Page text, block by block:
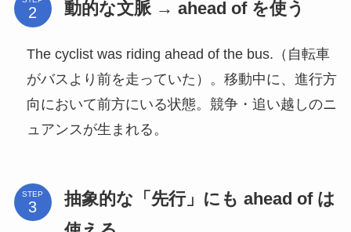
動的な文脈 → ahead of を使う
The cyclist was riding ahead of the bus.（自転車
がバスより前を走っていた）。移動中に、進行方
向において前方にいる状態。競争・追い越しのニ
ュアンスが生まれる。
STEP
抽象的な「先行」にも ahead of は